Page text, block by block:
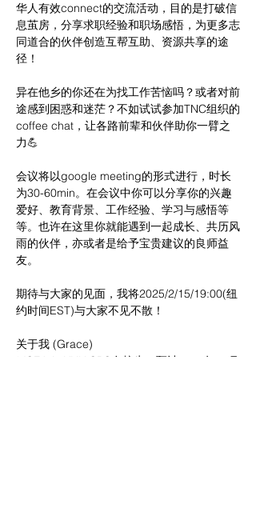
华人有效connect的交流活动，目的是打破信
息茧房，分享求职经验和职场感悟，为更多志
同道合的伙伴创造互帮互助、资源共享的途
径！
异在他乡的你还在为找工作苦恼吗？或者对前
途感到困惑和迷茫？不如试试参加TNC组织的
coffee chat，让各路前辈和伙伴助你一臂之
力💪
会议将以google meeting的形式进行，时长
为30-60min。在会议中你可以分享你的兴趣
爱好、教育背景、工作经验、学习与感悟等
等。也许在这里你就能遇到一起成长、共历风
雨的伙伴，亦或者是给予宝贵建议的良师益
友。
期待与大家的见面，我将2025/2/15/19:00(纽
约时间EST)与大家不见不散！
关于我 (Grace)
* ISFJ-A, NYU SPS在校生（预计2025年12月